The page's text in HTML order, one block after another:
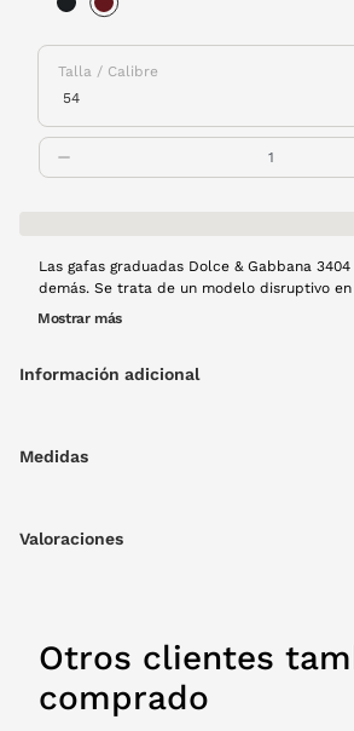
Talla / Calibre
Las gafas graduadas Dolce & Gabbana
demás. Se trata de un modelo disruptivo
tradicional en exterior que cumple con las expectativas visuales
Montura de pasta en color negro.
Mostrar más
Información adicional
Medidas
Valoraciones
Otros clientes
comprado